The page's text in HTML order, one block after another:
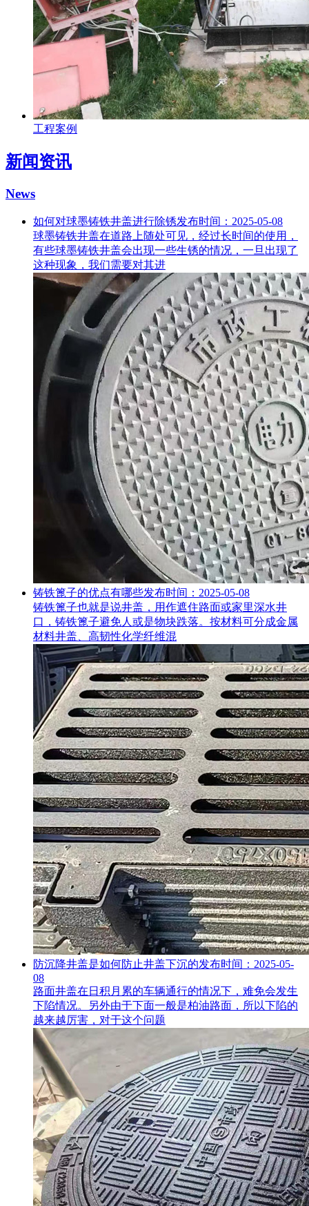
工程案例
新闻资讯
News
如何对球墨铸铁井盖进行除锈发布时间：2025-05-08
球墨铸铁井盖在道路上随处可见，经过长时间的使用，
有些球墨铸铁井盖会出现一些生锈的情况，一旦出现了
这种现象，我们需要对其进
铸铁篦子的优点有哪些发布时间：2025-05-08
铸铁篦子也就是说井盖，用作遮住路面或家里深水井
口，铸铁篦子避免人或是物块跌落。按材料可分成金属
材料井盖、高韧性化学纤维混
防沉降井盖是如何防止井盖下沉的发布时间：2025-05-
08
路面井盖在日积月累的车辆通行的情况下，难免会发生
下陷情况。另外由于下面一般是柏油路面，所以下陷的
越来越厉害，对于这个问题